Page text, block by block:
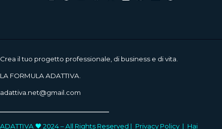
Crea il tuo progetto professionale, di business e di vita.
LA FORMULA ADATTIVA.
adattiva.net@gmail.com
ADATTIVA 🖤 2024 – All Rights Reserved | Privacy Policy | Hai